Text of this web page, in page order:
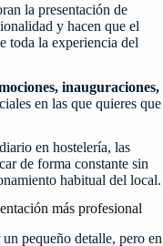
la presentación de
y hacen que el
toda la experiencia del
inauguraciones,
en las que quieres que
en hostelería, las
de forma constante sin
habitual del local.
más profesional
pequeño detalle, pero en